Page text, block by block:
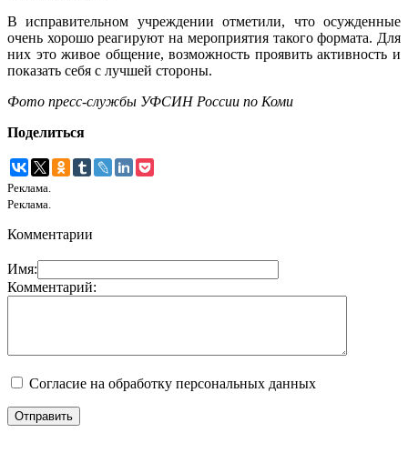
В исправительном учреждении отметили, что осужденные
очень хорошо реагируют на мероприятия такого формата. Для
них это живое общение, возможность проявить активность и
показать себя с лучшей стороны.
Фото пресс-службы УФСИН России по Коми
Поделиться
Реклама.
Реклама.
Комментарии
Имя:
Комментарий:
Согласие на обработку персональных данных